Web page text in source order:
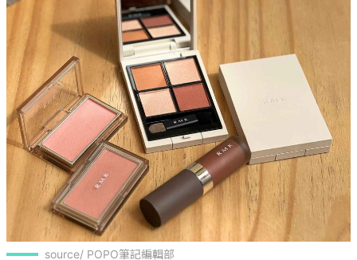
source/ POPO筆記編輯部